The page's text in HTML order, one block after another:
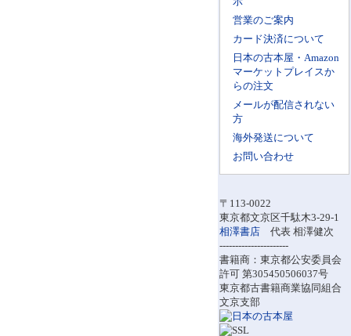
営業のご案内
カード決済について
日本の古本屋・Amazon
マーケットプレイスか
らの注文
メールが配信されない
方
海外発送について
お問い合わせ
〒113-0022
東京都文京区千駄木3-29-1
相澤書店 代表 相澤健次
----------------------
書籍商：東京都公安委員会
許可 第305450506037号
東京都古書籍商業協同組合
文京支部